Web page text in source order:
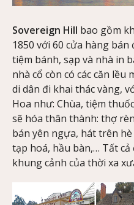
Sovereign Hill bao gồm
1850 với 60 cửa hàng
tiệm bánh, sạp và nhà in
nhà cổ còn có các căn lều
di dân đi khai thác vàng,
Hoa như: Chùa, tiệm
sẽ hóa thân thành: thợ
bán yên ngựa, hát trên
tạp hoá, hầu bàn,… Tất
khung cảnh của thời xa